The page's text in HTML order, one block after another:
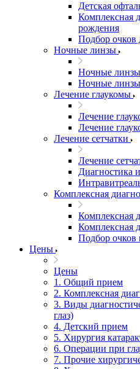
Детская
Комплексная
рождения
Подбор очков
Ночные линзы
Ночные линзы
Ночные линзы
Лечение глаукомы
Лечение
Лечение
Лечение сетчатки
Лечение
Диагностика
Комплексная
Комплексная
Комплексная
Подбор очков
Цены
Цены
1. Общий прием
2. Комплексная
3. Виды
глаз)
4. Детский прием
5. Хирургия
6. Операции при
7. Прочие